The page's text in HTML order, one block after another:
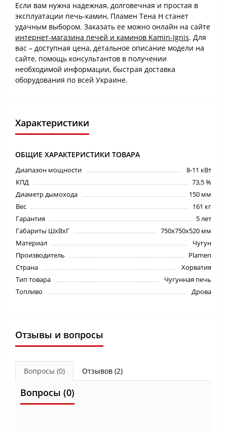
Если вам нужна надежная, долговечная и простая в
эксплуатации печь-камин, Пламен Тена Н станет
удачным выбором. Заказать ее можно онлайн на сайте
интернет-магазина печей и каминов Kamin-Ignis. Для
вас – доступная цена, детальное описание модели на
сайте, помощь консультантов в получении
необходимой информации, быстрая доставка
оборудования по всей Украине.
Характеристики
ОБЩИЕ ХАРАКТЕРИСТИКИ ТОВАРА
Диапазон мощности
8-11 кВт
КПД
73,5 %
Диаметр дымохода
150 мм
Вес
161 кг
Гарантия
5 лет
Габариты ШхВхГ
750х750х520 мм
Материал
Чугун
Производитель
Plamen
Страна
Хорватия
Тип товара
Чугунная печь
Топливо
Дрова
Отзывы и вопросы
Вопросы (0) Отзывов (2)
Вопросы (0)